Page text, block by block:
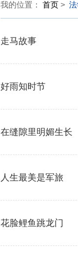
我的位置： 首页 >
走马故事
好雨知时节
在缝隙里明媚生长
人生最美是军旅
花脸鲤鱼跳龙门